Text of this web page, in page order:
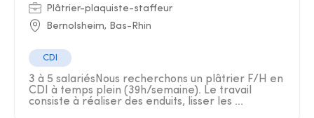
Plâtrier-plaquiste-staffeur
Bernolsheim, Bas-Rhin
CDI
3 à 5 salariésNous recherchons un plâtrier F/H en
CDI à temps plein (39h/semaine). Le travail
consiste à réaliser des enduits, lisser les ...